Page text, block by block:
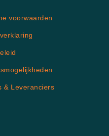
voorwaarden
& Leveranciers